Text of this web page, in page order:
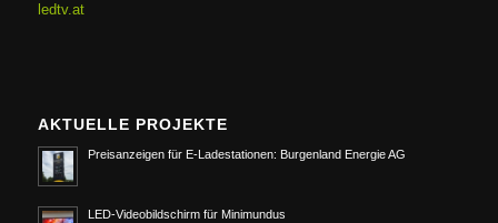
ledtv.at
AKTUELLE PROJEKTE
Preisanzeigen für E-Ladestationen: Burgenland Energie AG
LED-Videobildschirm für Minimundus